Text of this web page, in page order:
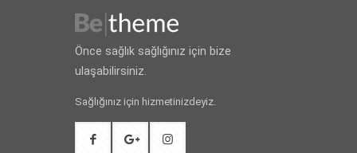
Önce sağlık sağlığınız için bize
ulaşabilirsiniz.
Sağlığınız için hizmetinizdeyiz.